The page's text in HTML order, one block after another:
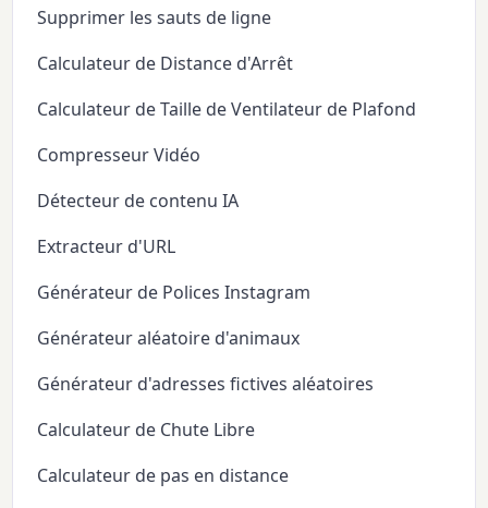
Supprimer les sauts de ligne
Calculateur de Distance d'Arrêt
Calculateur de Taille de Ventilateur de Plafond
Compresseur Vidéo
Détecteur de contenu IA
Extracteur d'URL
Générateur de Polices Instagram
Générateur aléatoire d'animaux
Générateur d'adresses fictives aléatoires
Calculateur de Chute Libre
Calculateur de pas en distance